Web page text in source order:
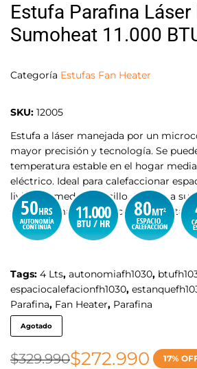
Estufa Parafina Láser
Sumoheat 11.000
Categoría Estufas Fan Heater
SKU: 12005
Estufa a láser manejada por un
mayor precisión y tecnología. Se
temperatura estable en el hogar
eléctrico. Ideal para calefaccionar
living, comedor y pasillo. Gracias a su
se puede mantener encendida hasta
Tags: 4 Lts, autonomiafh1030,
espaciocalefacionfh1030,
Parafina, Fan Heater, Parafina
Agotado
$329.990$272.990 17%